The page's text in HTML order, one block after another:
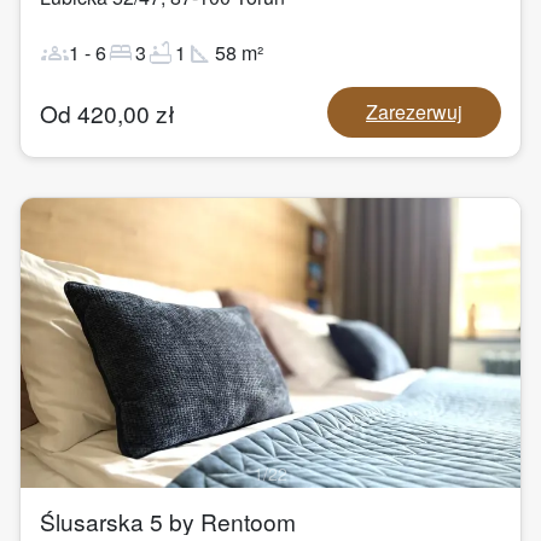
groups1 -6bed3bathtub1 square_foot 58 m²
Od 420,00 zł Zarezerwuj
1/22
Ślusarska 5 by Rentoom